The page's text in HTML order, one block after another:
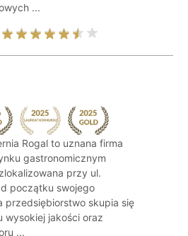
...
Rogal to uznana firma
gastronomicznym
przy ul.
początku swojego
przedsiębiorstwo skupia się
wysokiej jakości oraz
...